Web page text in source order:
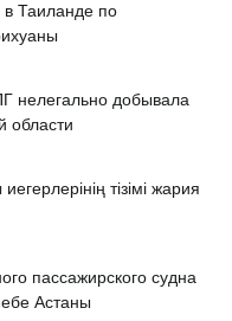
в Таиланде по
нелегально добывала
области
тізімі жария
пассажирского судна
Астаны